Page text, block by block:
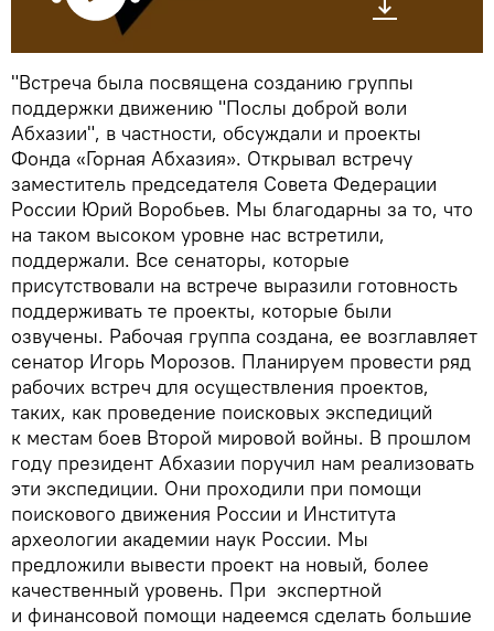
"Встреча была посвящена созданию группы
поддержки движению "Послы доброй воли
Абхазии", в частности, обсуждали и проекты
Фонда «Горная Абхазия». Открывал встречу
заместитель председателя Совета Федерации
России Юрий Воробьев. Мы благодарны за то, что
на таком высоком уровне нас встретили,
поддержали. Все сенаторы, которые
присутствовали на встрече выразили готовность
поддерживать те проекты, которые были
озвучены. Рабочая группа создана, ее возглавляет
сенатор Игорь Морозов. Планируем провести ряд
рабочих встреч для осуществления проектов,
таких, как проведение поисковых экспедиций
к местам боев Второй мировой войны. В прошлом
году президент Абхазии поручил нам реализовать
эти экспедиции. Они проходили при помощи
поискового движения России и Института
археологии академии наук России. Мы
предложили вывести проект на новый, более
качественный уровень. При экспертной
и финансовой помощи надеемся сделать большие